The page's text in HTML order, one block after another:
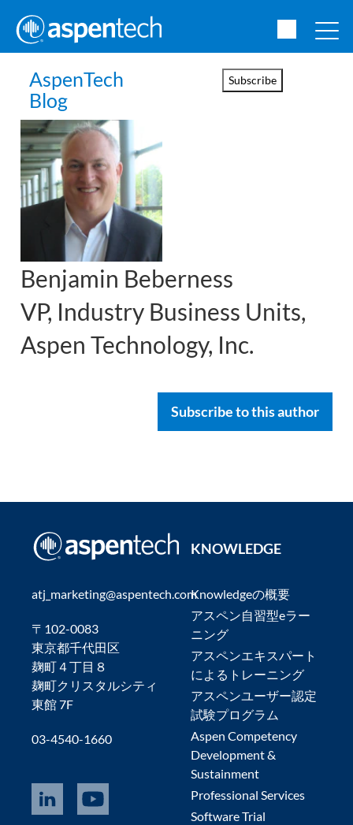
AspenTech
Blog
Subscribe
Benjamin Beberness
VP, Industry Business Units,
Aspen Technology, Inc.
Subscribe to this author
atj_marketing@aspentech.com
〒102-0083
東京都千代田区
麹町４丁目８
麹町クリスタルシティ
東館 7F
03-4540-1660
KNOWLEDGE
Knowledgeの概要
アスペン自習型eラー
ニング
アスペンエキスパート
によるトレーニング
アスペンユーザー認定
試験プログラム
Aspen Competency
Development &
Sustainment
Professional Services
Software Trial